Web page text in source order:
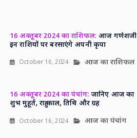
16 अक्तूबर 2024 का राशिफल: आज गणेशजी
इन राशियों पर बरसाएंगे अपनी कृपा
October 16, 2024 आज का राशिफल
16 अक्तूबर 2024 का पंचांग: जानिए आज का
शुभ मुहूर्त, राहु काल, तिथि और ग्रह
October 16, 2024 आज का पंचांग